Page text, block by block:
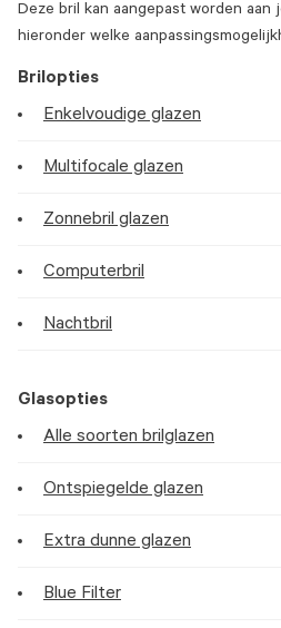
Deze bril kan aangepast worden aan
hieronder welke
Brilopties
Enkelvoudige glazen
Multifocale glazen
Zonnebril glazen
Computerbril
Nachtbril
Glasopties
Alle soorten brilglazen
Ontspiegelde glazen
Extra dunne glazen
Blue Filter